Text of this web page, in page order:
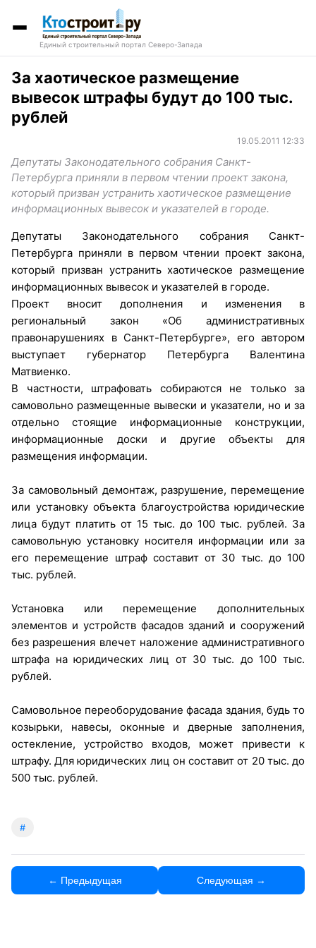
Единый строительный портал Северо-Запада
За хаотическое размещение
вывесок штрафы будут до 100 тыс.
рублей
19.05.2011 12:33
Депутаты Законодательного собрания Санкт-
Петербурга приняли в первом чтении проект закона,
который призван устранить хаотическое размещение
информационных вывесок и указателей в городе.
Депутаты Законодательного собрания Санкт-
Петербурга приняли в первом чтении проект закона,
который призван устранить хаотическое размещение
информационных вывесок и указателей в городе.
Проект вносит дополнения и изменения в
региональный закон «Об административных
правонарушениях в Санкт-Петербурге», его автором
выступает губернатор Петербурга Валентина
Матвиенко.
В частности, штрафовать собираются не только за
самовольно размещенные вывески и указатели, но и за
отдельно стоящие информационные конструкции,
информационные доски и другие объекты для
размещения информации.
За самовольный демонтаж, разрушение, перемещение
или установку объекта благоустройства юридические
лица будут платить от 15 тыс. до 100 тыс. рублей. За
самовольную установку носителя информации или за
его перемещение штраф составит от 30 тыс. до 100
тыс. рублей.
Установка или перемещение дополнительных
элементов и устройств фасадов зданий и сооружений
без разрешения влечет наложение административного
штрафа на юридических лиц от 30 тыс. до 100 тыс.
рублей.
Самовольное переоборудование фасада здания, будь то
козырьки, навесы, оконные и дверные заполнения,
остекление, устройство входов, может привести к
штрафу. Для юридических лиц он составит от 20 тыс. до
500 тыс. рублей.
#
← Предыдущая Следующая →